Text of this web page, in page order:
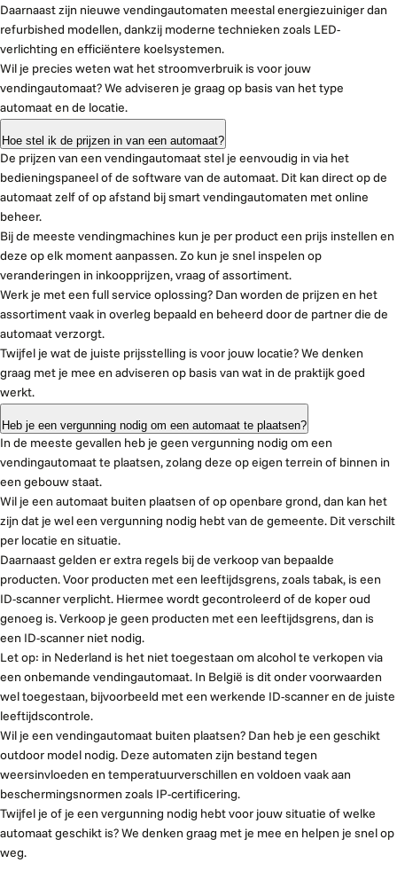
Daarnaast zijn nieuwe vendingautomaten meestal energiezuiniger dan
refurbished modellen, dankzij moderne technieken zoals LED-
verlichting en efficiëntere koelsystemen.
Wil je precies weten wat het stroomverbruik is voor jouw
vendingautomaat? We adviseren je graag op basis van het type
automaat en de locatie.
Hoe stel ik de prijzen in van een automaat?
De prijzen van een vendingautomaat stel je eenvoudig in via het
bedieningspaneel of de software van de automaat. Dit kan direct op de
automaat zelf of op afstand bij smart vendingautomaten met online
beheer.
Bij de meeste vendingmachines kun je per product een prijs instellen en
deze op elk moment aanpassen. Zo kun je snel inspelen op
veranderingen in inkoopprijzen, vraag of assortiment.
Werk je met een full service oplossing? Dan worden de prijzen en het
assortiment vaak in overleg bepaald en beheerd door de partner die de
automaat verzorgt.
Twijfel je wat de juiste prijsstelling is voor jouw locatie? We denken
graag met je mee en adviseren op basis van wat in de praktijk goed
werkt.
Heb je een vergunning nodig om een automaat te plaatsen?
In de meeste gevallen heb je geen vergunning nodig om een
vendingautomaat te plaatsen, zolang deze op eigen terrein of binnen in
een gebouw staat.
Wil je een automaat buiten plaatsen of op openbare grond, dan kan het
zijn dat je wel een vergunning nodig hebt van de gemeente. Dit verschilt
per locatie en situatie.
Daarnaast gelden er extra regels bij de verkoop van bepaalde
producten. Voor producten met een leeftijdsgrens, zoals tabak, is een
ID-scanner verplicht. Hiermee wordt gecontroleerd of de koper oud
genoeg is. Verkoop je geen producten met een leeftijdsgrens, dan is
een ID-scanner niet nodig.
Let op: in Nederland is het niet toegestaan om alcohol te verkopen via
een onbemande vendingautomaat. In België is dit onder voorwaarden
wel toegestaan, bijvoorbeeld met een werkende ID-scanner en de juiste
leeftijdscontrole.
Wil je een vendingautomaat buiten plaatsen? Dan heb je een geschikt
outdoor model nodig. Deze automaten zijn bestand tegen
weersinvloeden en temperatuurverschillen en voldoen vaak aan
beschermingsnormen zoals IP-certificering.
Twijfel je of je een vergunning nodig hebt voor jouw situatie of welke
automaat geschikt is? We denken graag met je mee en helpen je snel op
weg.